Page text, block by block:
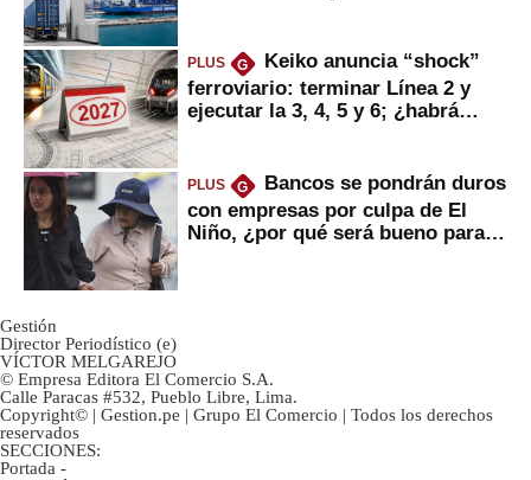
PLUS G
Keiko anuncia “shock”
ferroviario: terminar Línea 2 y
ejecutar la 3, 4, 5 y 6; ¿habrá
PLUS G
Bancos se pondrán duros
con empresas por culpa de El
Niño, ¿por qué será bueno para
Gestión
Director Periodístico (e)
VÍCTOR MELGAREJO
© Empresa Editora El Comercio S.A.
Calle Paracas #532, Pueblo Libre, Lima.
Copyright© | Gestion.pe | Grupo El Comercio | Todos los derechos
reservados
SECCIONES:
Portada -